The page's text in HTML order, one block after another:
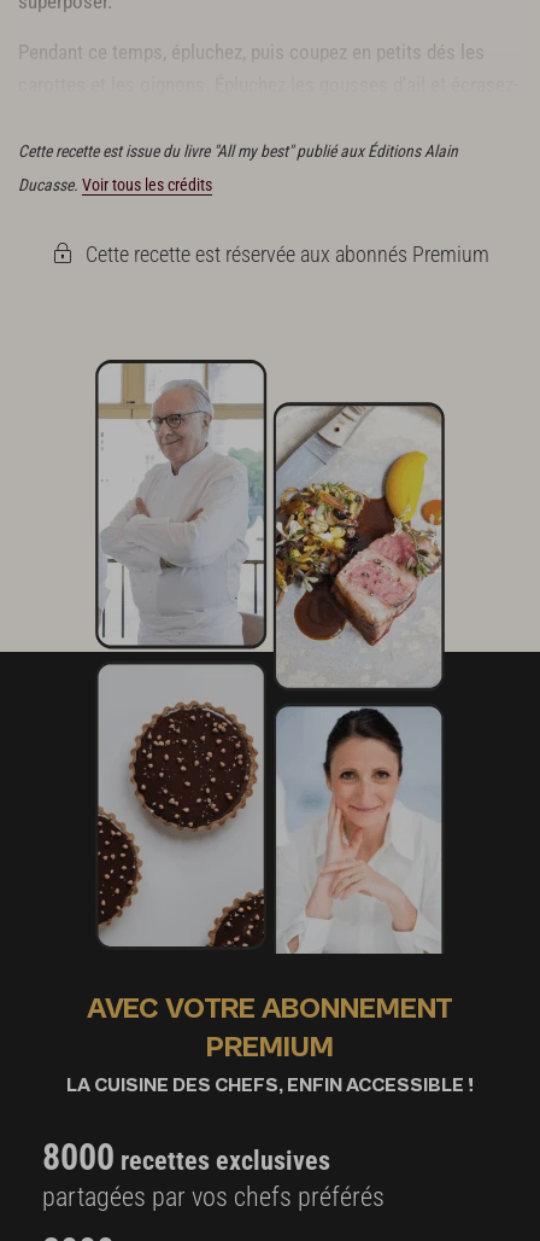
Pendant ce temps, épluchez, puis coupez en petits dés les
Cette recette est issue du livre "All my best" publié aux Éditions Alain
Ducasse. Voir tous les crédits
Cette recette est réservée aux abonnés Premium
AVEC VOTRE ABONNEMENT
PREMIUM
LA CUISINE DES CHEFS, ENFIN ACCESSIBLE !
8000 recettes exclusives
partagées par vos chefs préférés